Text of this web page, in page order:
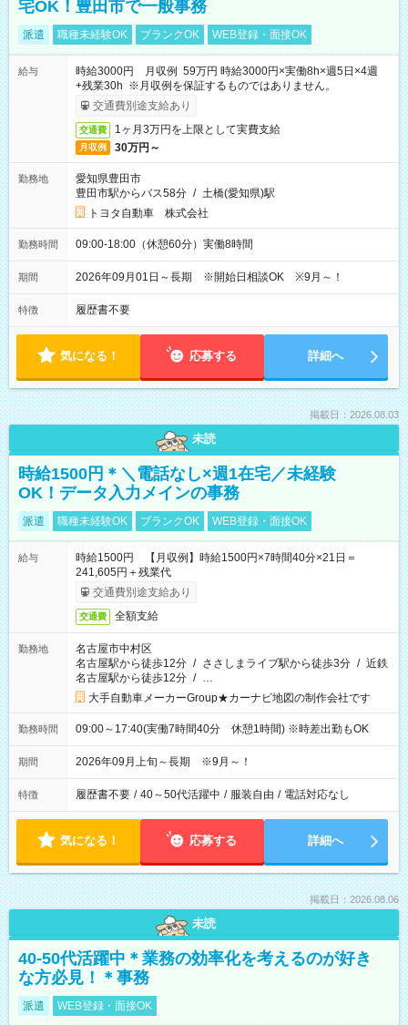
宅OK！豊田市で一般事務
派遣 職種未経験OK ブランクOK WEB登録・面接OK
給与
時給3000円 月収例 59万円 時給3000円×実働8h×週5日×4週
+残業30h ※月収例を保証するものではありません。
交通費別途支給あり
交通費 1ヶ月3万円を上限として実費支給
月収例 30万円～
勤務地
愛知県豊田市
豊田市駅からバス58分 / 土橋(愛知県)駅
トヨタ自動車 株式会社
勤務時間 09:00-18:00（休憩60分）実働8時間
期間 2026年09月01日～長期 ※開始日相談OK ※9月～！
特徴 履歴書不要
気になる！ 応募する 詳細へ
掲載日：2026.08.03
未読
時給1500円＊＼電話なし×週1在宅／未経験
OK！データ入力メインの事務
派遣 職種未経験OK ブランクOK WEB登録・面接OK
給与
時給1500円 【月収例】時給1500円×7時間40分×21日＝
241,605円＋残業代
交通費別途支給あり
交通費 全額支給
勤務地
名古屋市中村区
名古屋駅から徒歩12分 / ささしまライブ駅から徒歩3分 / 近鉄
名古屋駅から徒歩12分 / …
大手自動車メーカーGroup★カーナビ地図の制作会社です
勤務時間 09:00～17:40(実働7時間40分 休憩1時間) ※時差出勤もOK
期間 2026年09月上旬～長期 ※9月～！
特徴 履歴書不要 / 40～50代活躍中 / 服装自由 / 電話対応なし
気になる！ 応募する 詳細へ
掲載日：2026.08.06
未読
40-50代活躍中＊業務の効率化を考えるのが好き
な方必見！＊事務
派遣 WEB登録・面接OK